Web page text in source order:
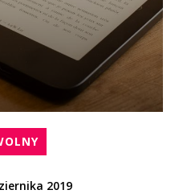
2019